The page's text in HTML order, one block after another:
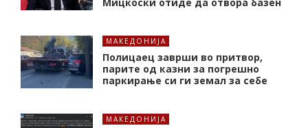
МАКЕДОНИЈА
Полицаец заврши во притвор,
парите од казни за погрешно
паркирање си ги земал за себе
МАКЕДОНИЈА